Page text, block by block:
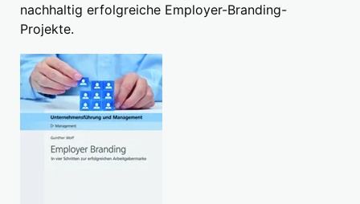
nachhaltig erfolgreiche Employer-Branding-
Projekte.